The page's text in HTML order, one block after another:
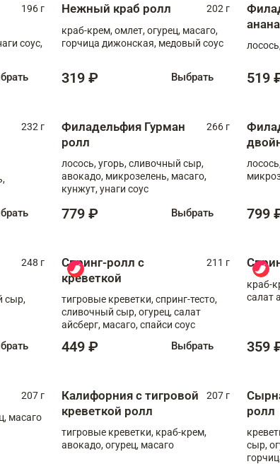
196 г
соус,
Нежный краб ролл
202 г
краб-крем, омлет, огурец, масаго,
горчица дижонская, медовый соус
319 ₽ Выбрать 519
232 г
Филадельфия Гурман
ролл
266 г
лосось, угорь, сливочный сыр,
авокадо, микрозелень, масаго,
кунжут, унаги соус
779 ₽ Выбрать 799
248 г
сыр,
Спринг-ролл с
креветкой
211 г
тигровые креветки, спринг-тесто,
сливочный сыр, огурец, салат
айсберг, масаго, спайси соус
449 ₽ Выбрать
краб-
салат
359
207 г
масаго
Калифорния с тигровой
креветкой ролл
207 г
тигровые креветки, краб-крем,
авокадо, огурец, масаго
ролл
сыр,